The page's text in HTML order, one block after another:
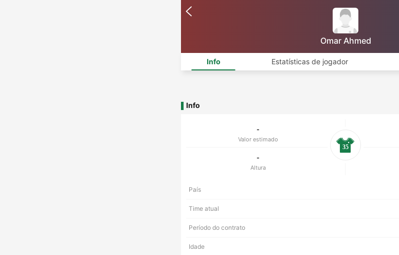
Omar Ahmed
Info Estatísticas de jogador
Info
-
Valor estimado
-
Altura
35
País
Time atual
Período do contrato
Idade